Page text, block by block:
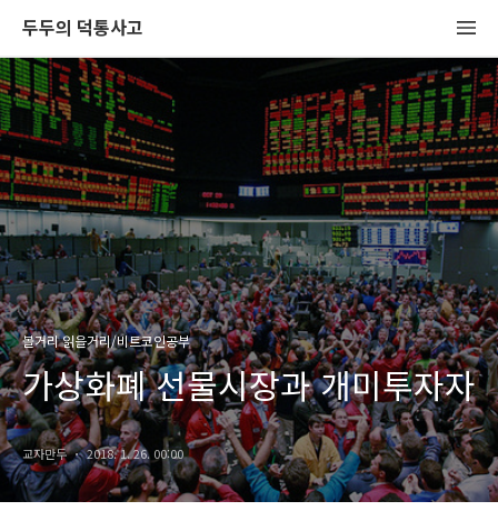
두두의 덕통사고
볼거리 읽을거리/비트코인공부
가상화폐 선물시장과 개미투자자
교자만두 2018. 1. 26. 00:00